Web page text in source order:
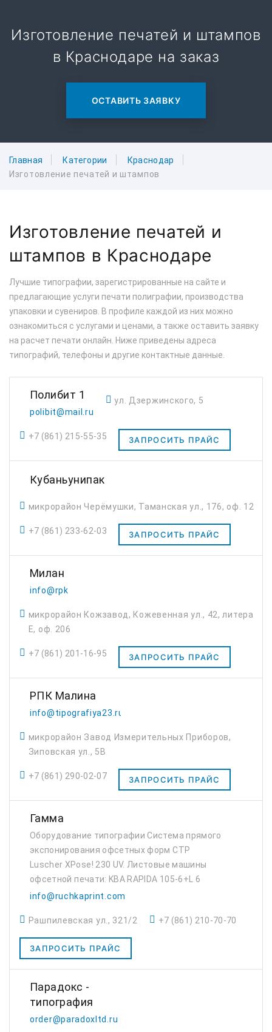
Изготовление печатей и штампов
в Краснодаре на заказ
ОСТАВИТЬ ЗАЯВКУ
Главная Категории
Краснодар
Изготовление печатей и штампов
Изготовление печатей и
штампов в Краснодаре
Лучшие типографии, зарегистрированные на сайте и
предлагающие услуги печати полиграфии, производства
упаковки и сувениров. В профиле каждой из них можно
ознакомиться с услугами и ценами, а также оставить заявку
на расчет печати онлайн. Ниже приведены адреса
типографий, телефоны и другие контактные данные.
Полибит 1
polibit@mail.ru
ул. Дзержинского, 5
+7 (861) 215-55-35 ЗАПРОСИТЬ ПРАЙС
Кубаньунипак
микрорайон Черёмушки, Таманская ул., 176, оф. 12
+7 (861) 233-62-03 ЗАПРОСИТЬ ПРАЙС
Милан
info@rpk
микрорайон Кожзавод, Кожевенная ул., 42, литера
Е, оф. 206
+7 (861) 201-16-95 ЗАПРОСИТЬ ПРАЙС
РПК Малина
info@tipografiya23.ru
микрорайон Завод Измерительных Приборов,
Зиповская ул., 5В
+7 (861) 290-02-07 ЗАПРОСИТЬ ПРАЙС
Гамма
Оборудование типографии Система прямого
экспонирования офсетных форм CTP
Luscher XPose! 230 UV. Листовые машины
офсетной печати: KBA RAPIDA 105-6+L 6
красок + ВД лак SAKURAI OLIVER 575SD 5
Трафаретная листо...
info@ruchkaprint.com
Рашпилевская ул., 321/2 +7 (861) 210-70-70
ЗАПРОСИТЬ ПРАЙС
Парадокс -
типография
order@paradoxltd.ru